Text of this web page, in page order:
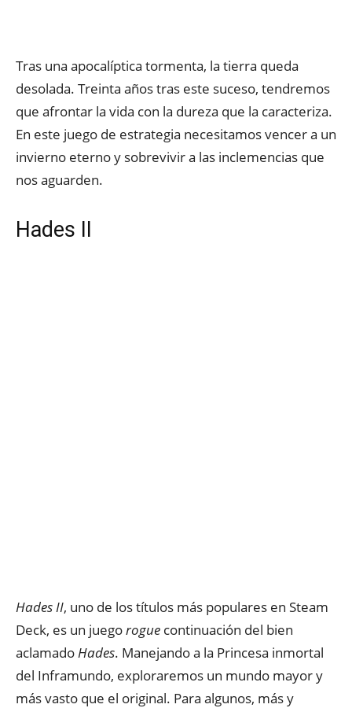
Tras una apocalíptica tormenta, la tierra queda
desolada. Treinta años tras este suceso, tendremos
que afrontar la vida con la dureza que la caracteriza.
En este juego de estrategia necesitamos vencer a un
invierno eterno y sobrevivir a las inclemencias que
nos aguarden.
Hades II
Hades II, uno de los títulos más populares en Steam
Deck, es un juegorogue continuación del bien
aclamadoHades. Manejando a la Princesa inmortal
del Inframundo, exploraremos un mundo mayor y
más vasto que el original. Para algunos, más y